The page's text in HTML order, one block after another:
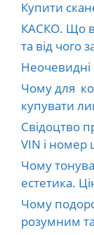
Купити
КАСКО. Що
та від чого
Неочевидні
Чому для
купувати
Свідоцтво
VIN і номер
Чому
естетика.
Чому
розумним